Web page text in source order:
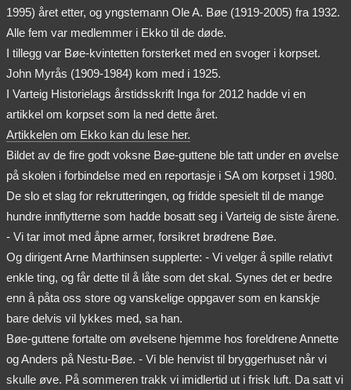
1995) året etter, og yngstemann Ole A. Bøe (1919-2005) fra 1932.
Alle fem var medlemmer i Ekko til de døde.
I tillegg var Bøe-kvintetten forsterket med en svoger i korpset.
John Myrås (1909-1984) kom med i 1925.
I Varteig Historielags årstidsskrift Inga for 2012 hadde vi en
artikkel om korpset som la ned dette året.
Artikkelen om Ekko kan du lese her.
Bildet av de fire godt voksne Bøe-guttene ble tatt under en øvelse
på skolen i forbindelse med en reportasje i SA om korpset i 1980.
De slo et slag for rekrutteringen, og fridde spesielt til de mange
hundre innflytterne som hadde bosatt seg i Varteig de siste årene.
- Vi tar imot med åpne armer, forsikret brødrene Bøe.
Og dirigent Arne Marthinsen supplerte: - Vi velger å spille relativt
enkle ting, og får dette til å låte som det skal. Synes det er bedre
enn å påta oss store og vanskelige oppgaver som en kanskje
bare delvis vil lykkes med, sa han.
Bøe-guttene fortalte om øvelsene hjemme hos foreldrene Annette
og Anders på Nestu-Bøe. - Vi ble henvist til bryggerhuset når vi
skulle øve. På sommeren trakk vi imidlertid ut i frisk luft. Da satt vi